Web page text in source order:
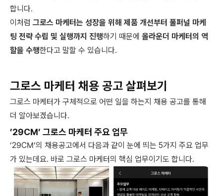
합니다.
이처럼 그로스 마케터는 성장을 위해 제품 개선부터 풀퍼널 마케
팅 전략 수립 및 실행까지 진행하기 때문에 올라운더 마케터의 역
할을 수행한다고 말할 수 있습니다.
그로스 마케터 채용 공고 살펴보기
그로스 마케터가 구체적으로 어떤 일을 하는지 채용 공고를 통해
더 알아보겠습니다.
’29CM’ 그로스 마케터 주요 업무
’29CM’의 채용공고에서 다음과 같이 눈에 띄는 5가지 주요 업무
가 있는데요. 바로 그로스 마케터의 핵심 업무이기도 합니다.